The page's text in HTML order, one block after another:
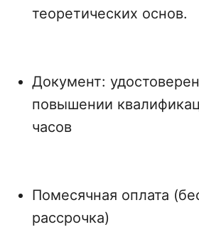
теоретических основ.
Документ:
повышении
часов
Помесячная оплата
рассрочка)